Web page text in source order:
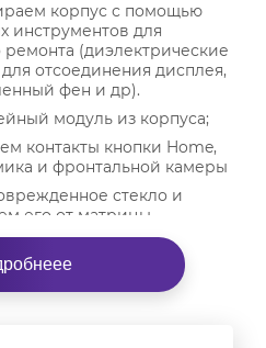
корпус с помощью
инструментов для
(диэлектрические
отсоединения дисплея,
фен и др).
модуль из корпуса;
контакты кнопки Home,
и фронтальной камеры
стекло и
его от матрицы
оригинальное стекло
и шлейфов к
модулю